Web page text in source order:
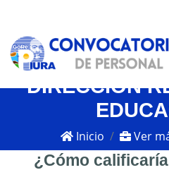
DIRECCIÓN
Inicio Ver
¿Cómo